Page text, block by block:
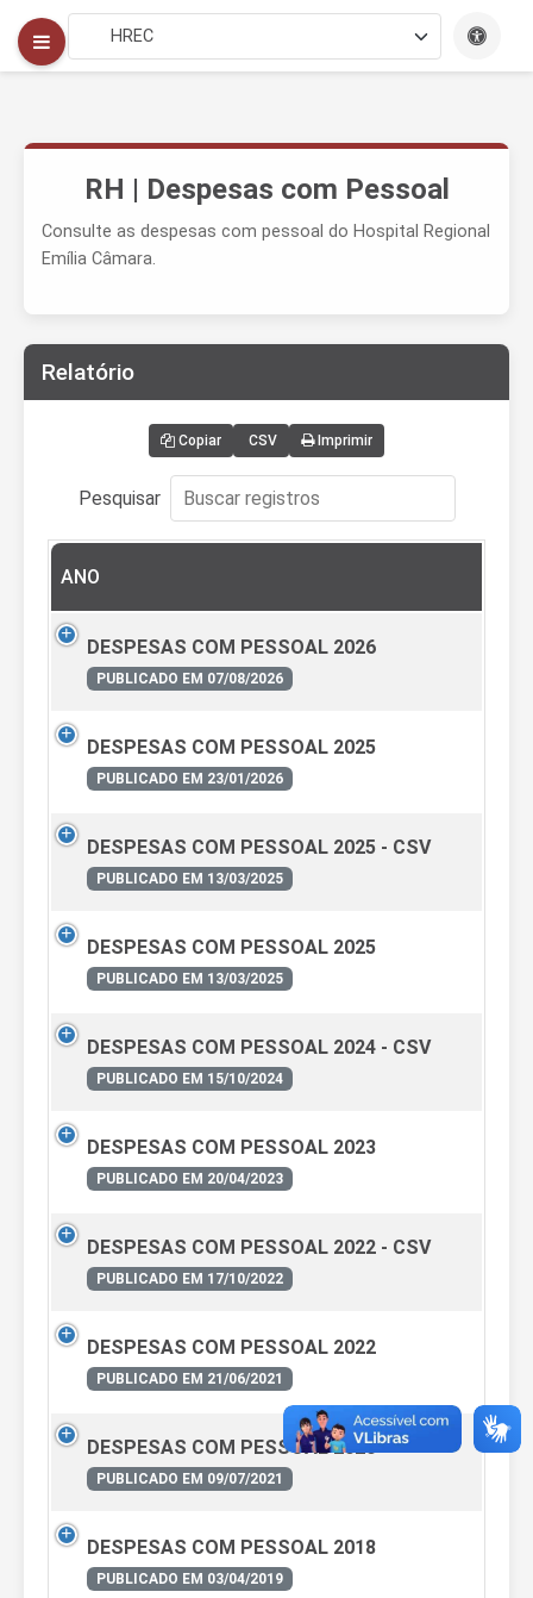
RH | Despesas com Pessoal
Consulte as despesas com pessoal do Hospital Regional
Emília Câmara.
Relatório
Copiar CSV Imprimir
Pesquisar
ANO
DESPESAS COM PESSOAL 2026
PUBLICADO EM 07/08/2026
DESPESAS COM PESSOAL 2025
PUBLICADO EM 23/01/2026
DESPESAS COM PESSOAL 2025 - CSV
PUBLICADO EM 13/03/2025
DESPESAS COM PESSOAL 2025
PUBLICADO EM 13/03/2025
DESPESAS COM PESSOAL 2024 - CSV
PUBLICADO EM 15/10/2024
DESPESAS COM PESSOAL 2023
PUBLICADO EM 20/04/2023
DESPESAS COM PESSOAL 2022 - CSV
PUBLICADO EM 17/10/2022
DESPESAS COM PESSOAL 2022
PUBLICADO EM 21/06/2021
DESPESAS COM PESSOAL 2020
PUBLICADO EM 09/07/2021
DESPESAS COM PESSOAL 2018
PUBLICADO EM 03/04/2019